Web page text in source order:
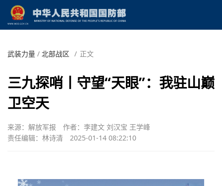
武装力量 / 北部战区 / 正文
三九探哨丨守望“天眼”：我驻山巅
卫空天
来源：解放军报
作者：李建文 刘汉宝 王学峰
责任编辑：林诗清
2025-01-14 08:22:10